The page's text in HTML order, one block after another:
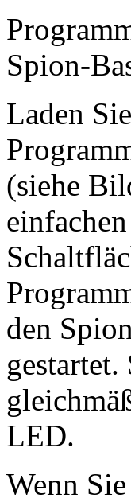
Spion-
Laden
(siehe
den
gestartet.
LED.
Wenn